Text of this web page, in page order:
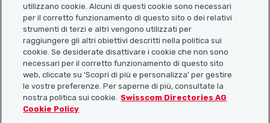
Link utili
Scarica l’app Localcities
utilizzano cookie. Alcuni di questi cookie sono necessari
per il corretto funzionamento di questo sito o dei relativi
strumenti di terzi e altri vengono utilizzati per
raggiungere gli altri obiettivi descritti nella politica sui
cookie. Se desiderate disattivare i cookie che non sono
necessari per il corretto funzionamento di questo sito
web, cliccate su 'Scopri di più e personalizza' per gestire
le vostre preferenze. Per saperne di più, consultate la
nostra politica sui cookie.
Swisscom Directories AG
Cookie Policy